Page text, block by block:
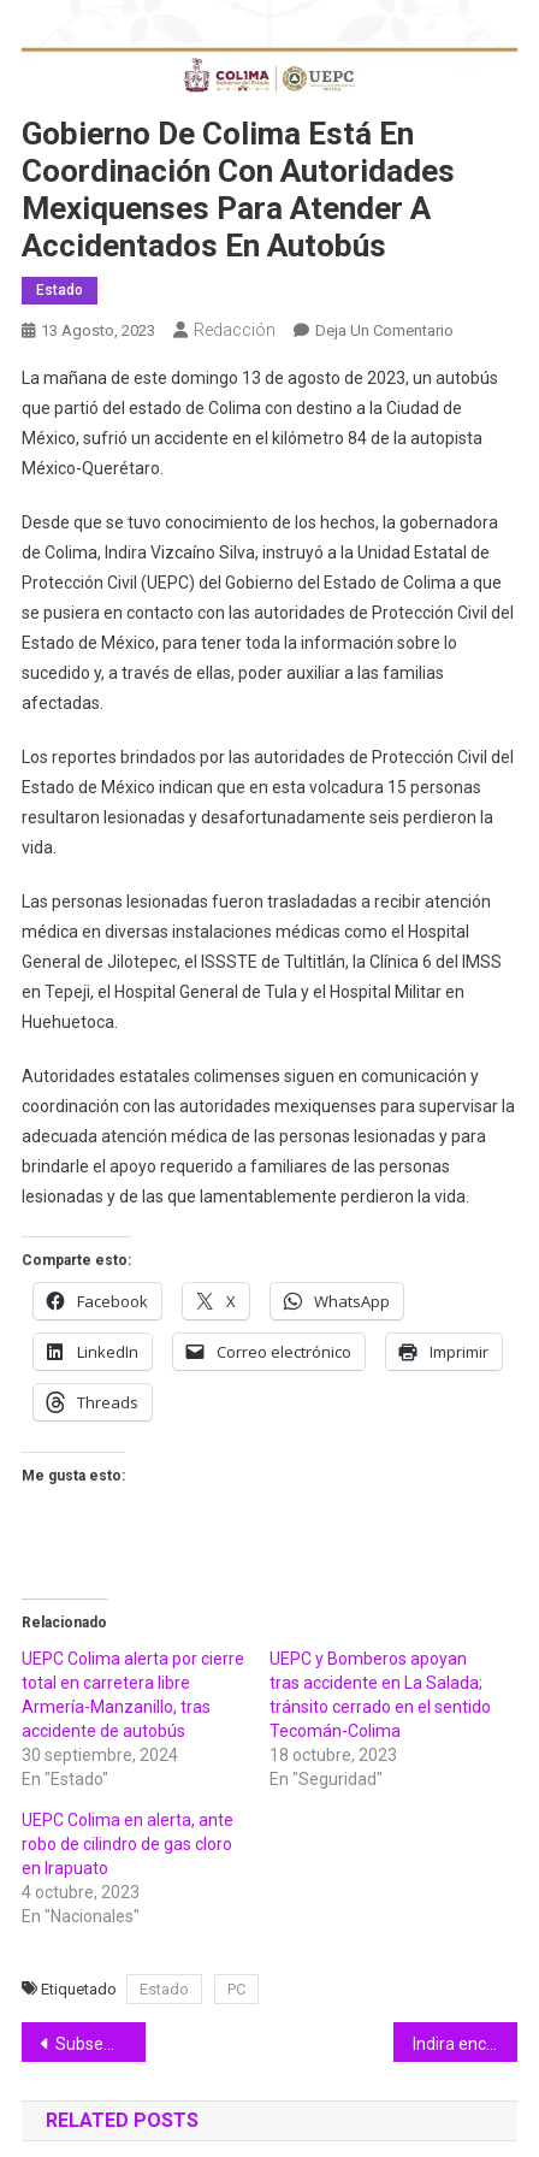
Gobierno De Colima Está En
Coordinación Con Autoridades
Mexiquenses Para Atender A
Accidentados En Autobús
Estado
13 Agosto, 2023 Redacción Deja Un ComentarioEn
De
Colima
Está
Con
Autoridades
Para
La mañana de este domingo 13 de agosto de 2023, un autobús
que partió del estado de Colima con destino a la Ciudad de
México, sufrió un accidente en el kilómetro 84 de la autopista
México-Querétaro.
Desde que se tuvo conocimiento de los hechos, la gobernadora
de Colima, Indira Vizcaíno Silva, instruyó a la Unidad Estatal de
Protección Civil (UEPC) del Gobierno del Estado de Colima a que
se pusiera en contacto con las autoridades de Protección Civil del
Estado de México, para tener toda la información sobre lo
sucedido y, a través de ellas, poder auxiliar a las familias
afectadas.
Los reportes brindados por las autoridades de Protección Civil del
Estado de México indican que en esta volcadura 15 personas
resultaron lesionadas y desafortunadamente seis perdieron la
vida.
Las personas lesionadas fueron trasladadas a recibir atención
médica en diversas instalaciones médicas como el Hospital
General de Jilotepec, el ISSSTE de Tultitlán, la Clínica 6 del IMSS
en Tepeji, el Hospital General de Tula y el Hospital Militar en
Huehuetoca.
Autoridades estatales colimenses siguen en comunicación y
coordinación con las autoridades mexiquenses para supervisar la
adecuada atención médica de las personas lesionadas y para
brindarle el apoyo requerido a familiares de las personas
lesionadas y de las que lamentablemente perdieron la vida.
Comparte esto:
Facebook X WhatsApp
LinkedIn Correo electrónico Imprimir
Threads
Me gusta esto:
Relacionado
UEPC Colima alerta por cierre
total en carretera libre
Armería-Manzanillo, tras
accidente de autobús
30 septiembre, 2024
En "Estado"
UEPC y Bomberos apoyan
tras accidente en La Salada;
tránsito cerrado en el sentido
Tecomán-Colima
18 octubre, 2023
En "Seguridad"
UEPC Colima en alerta, ante
robo de cilindro de gas cloro
en Irapuato
4 octubre, 2023
En "Nacionales"
Etiquetado Estado PC
Navegación
de
entradas
Subsemov apoyará en agilizar flujo vehicular en regreso a clases en la UdeC
RELATED POSTS